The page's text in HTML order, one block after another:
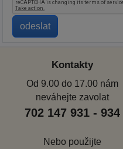
Kontakty
Od 9.00 do 17.00 nám
neváhejte zavolat
702 147 931 - 934
Nebo použijte